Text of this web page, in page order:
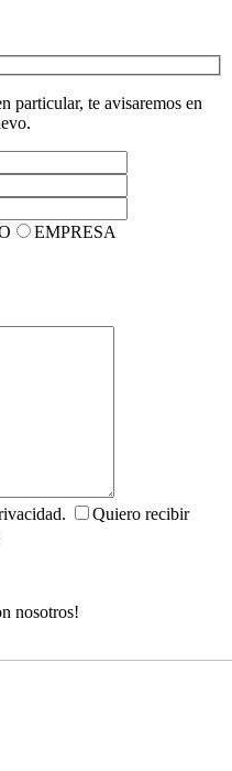
particular, te avisaremos en
EMPRESA
Quiero recibir
nosotros!